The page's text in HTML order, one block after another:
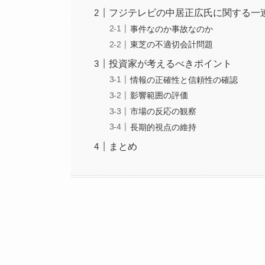
フジテレビの中居正広氏に関する一
​事件なのか事故なのか
東芝の不適切会計問題
投資家が考えるべきポイント
情報の正確性と信頼性の確認
影響範囲の評価
市場の反応の観察
長期的視点の維持
まとめ